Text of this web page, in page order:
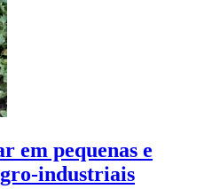
em pequenas e
industriais